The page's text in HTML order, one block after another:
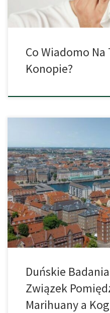
Co Wiadomo
Konopie?
Powszechnie uważa się, że
wiąże się z pogorszeniem
najbardziej uporczywych
jest bardzo trudne do
legalizacji. W ostatnich latach
ostatecznie nie wykazały
[…]
Duńskie
Związek
Marihuany a